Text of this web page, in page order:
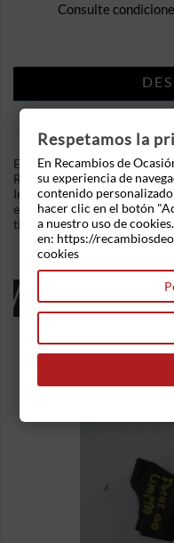
Consulte
En Recambios de Ocasion
Renault Laguna II (2001-
Interna: 03221750521397
electrico de 6 pines.
tiene cualquier duda
16 OTROS
Respetamos la
En Recambios de
su experiencia de
contenido
hacer clic en el botón
a nuestro uso de
en: https://
cookies